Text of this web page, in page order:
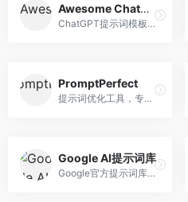
Awesome ChatGPT Prompts
ChatGPT提示词模板库，专注于实用提示词收集。面向ChatGPT用户，提供提示词模板、使用场景、效果展示等资源，模板实用性强。
PromptPerfect
提示词优化工具，专注于提示词质量提升。面向AI用户，提供提示词优化、效果测试、版本对比等服务，提示词优化专业。
Google AI提示词库
Google官方提示词库，专注于Gemini模型优化。面向开发者，提供官方提示词指南、最佳实践、示例代码等资源，权威性强。